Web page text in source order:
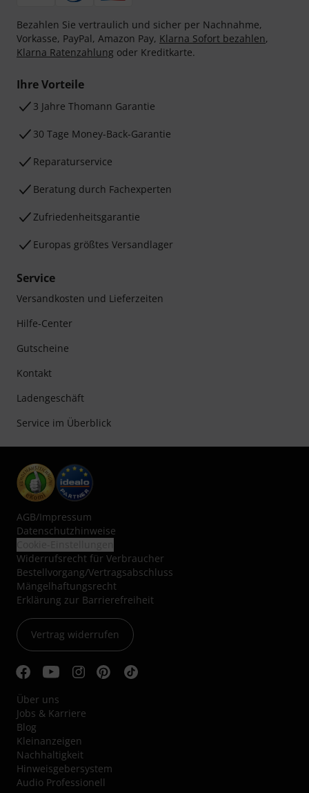
Bezahlen Sie vertraulich und sicher per Nachnahme,
Vorkasse, PayPal, Amazon Pay, Klarna Sofort bezahlen,
Klarna Ratenzahlung oder Kreditkarte.
Ihre Vorteile
3 Jahre Thomann Garantie
30 Tage Money-Back-Garantie
Reparaturservice
Beratung durch Fachexperten
Zufriedenheitsgarantie
Europas größtes Versandlager
Service
Versandkosten und Lieferzeiten
Hilfe-Center
Gutscheine
Kontakt
Ladengeschäft
Service im Überblick
AGB/Impressum
Datenschutzhinweise
Widerrufsrecht für Verbraucher
Bestellvorgang/Vertragsabschluss
Mängelhaftungsrecht
Erklärung zur Barrierefreiheit
Vertrag widerrufen
Über uns
Jobs & Karriere
Blog
Kleinanzeigen
Nachhaltigkeit
Hinweisgebersystem
Audio Professionell